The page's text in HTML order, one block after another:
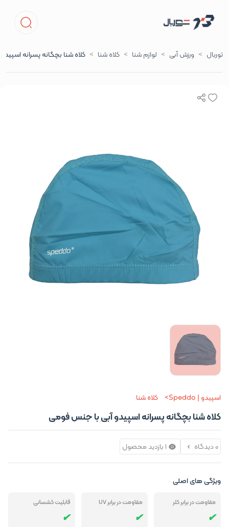
توربال ورزش آبی لوازم شنا کلاه شنا کلاه شنا بچگانه پسرانه
اسپیدو | Speddo کلاه شنا
کلاه شنا بچگانه پسرانه اسپیدو آبی با جنس فومی
0 دیدگاه 1 بازدید محصول
ویژگی های اصلی
مقاومت در برابر کلر مقاومت در برابر UV قابلیت کشسانی